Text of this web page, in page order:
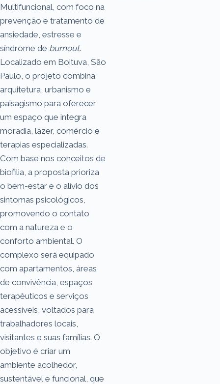
Multifuncional, com foco na
prevenção e tratamento de
ansiedade, estresse e
síndrome de burnout.
Localizado em Boituva, São
Paulo, o projeto combina
arquitetura, urbanismo e
paisagismo para oferecer
um espaço que integra
moradia, lazer, comércio e
terapias especializadas.
Com base nos conceitos de
biofilia, a proposta prioriza
o bem-estar e o alívio dos
sintomas psicológicos,
promovendo o contato
com a natureza e o
conforto ambiental. O
complexo será equipado
com apartamentos, áreas
de convivência, espaços
terapêuticos e serviços
acessíveis, voltados para
trabalhadores locais,
visitantes e suas famílias. O
objetivo é criar um
ambiente acolhedor,
sustentável e funcional, que